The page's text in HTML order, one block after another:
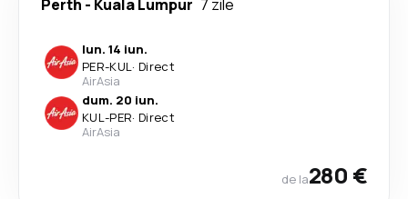
Perth - Kuala Lumpur 7 zile
lun. 14 iun.
PER-KUL· Direct
AirAsia
dum. 20 iun.
KUL-PER· Direct
AirAsia
de la280 €